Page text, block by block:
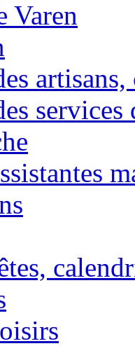
Varen
services